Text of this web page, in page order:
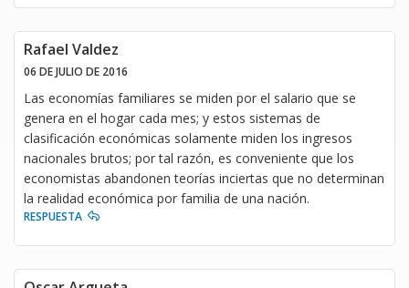
Rafael Valdez
06 DE JULIO DE 2016
Las economías familiares se miden por el salario que se
genera en el hogar cada mes; y estos sistemas de
clasificación económicas solamente miden los ingresos
nacionales brutos; por tal razón, es conveniente que los
economistas abandonen teorías inciertas que no determinan
la realidad económica por familia de una nación.
RESPUESTA